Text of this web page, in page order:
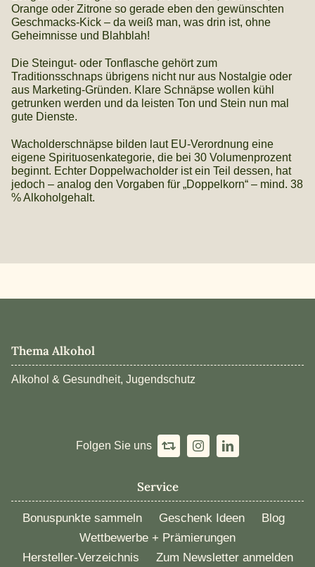
Orange oder Zitrone so gerade eben den gewünschten
Geschmacks-Kick – da weiß man, was drin ist, ohne
Geheimnisse und Blahblah!
Die Steingut- oder Tonflasche gehört zum
Traditionsschnaps übrigens nicht nur aus Nostalgie oder
aus Marketing-Gründen. Klare Schnäpse wollen kühl
getrunken werden und da leisten Ton und Stein nun mal
gute Dienste.
Wacholderschnäpse bilden laut EU-Verordnung eine
eigene Spirituosenkategorie, die bei 30 Volumenprozent
beginnt. Echter Doppelwacholder ist ein Teil dessen, hat
jedoch – analog den Vorgaben für „Doppelkorn“ – mind. 38
% Alkoholgehalt.
Thema Alkohol
Alkohol & Gesundheit, Jugendschutz
Folgen Sie uns
Service
Bonuspunkte sammeln Geschenk Ideen
Blog
Wettbewerbe + Prämierungen
Hersteller-Verzeichnis
Zum Newsletter anmelden